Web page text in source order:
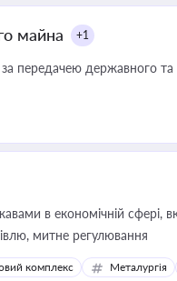
майна +1
передачею державного
в економічній сфері,
митне регулювання
комплекс Металургія